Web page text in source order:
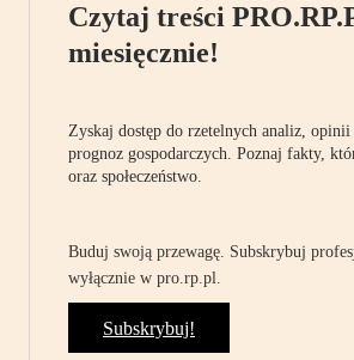
Czytaj treści
miesięcznie!
Zyskaj dostęp do rzetelnych analiz,
prognoz gospodarczych. Poznaj fakty,
oraz społeczeństwo.
Buduj swoją przewagę. Subskrybuj
wyłącznie w pro.rp.pl.
Subskrybuj!